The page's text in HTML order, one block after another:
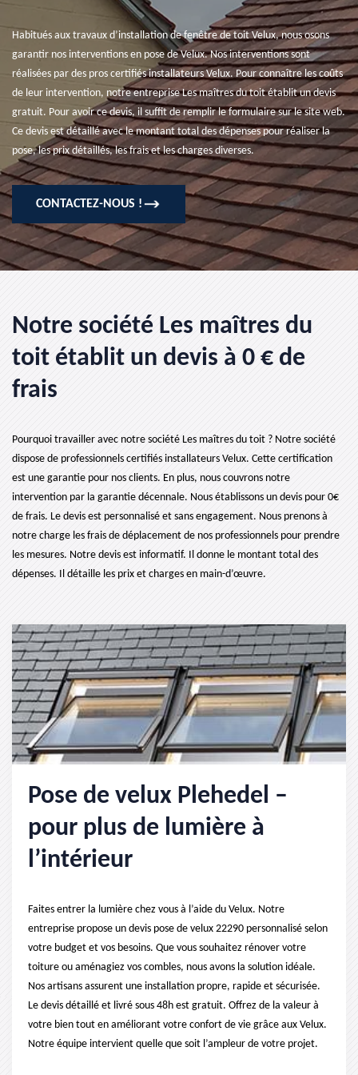
Habitués aux travaux d’installation de fenêtre de toit Velux, nous osons
garantir nos interventions en pose de Velux. Nos interventions sont
réalisées par des pros certifiés installateurs Velux. Pour connaître les coûts
de leur intervention, notre entreprise Les maîtres du toit établit un devis
gratuit. Pour avoir ce devis, il suffit de remplir le formulaire sur le site web.
Ce devis est détaillé avec le montant total des dépenses pour réaliser la
pose, les prix détaillés, les frais et les charges diverses.
CONTACTEZ-NOUS !
Notre société Les maîtres du
toit établit un devis à 0 € de
frais
Pourquoi travailler avec notre société Les maîtres du toit ? Notre société
dispose de professionnels certifiés installateurs Velux. Cette certification
est une garantie pour nos clients. En plus, nous couvrons notre
intervention par la garantie décennale. Nous établissons un devis pour 0€
de frais. Le devis est personnalisé et sans engagement. Nous prenons à
notre charge les frais de déplacement de nos professionnels pour prendre
les mesures. Notre devis est informatif. Il donne le montant total des
dépenses. Il détaille les prix et charges en main-d’œuvre.
Pose de velux Plehedel –
pour plus de lumière à
l’intérieur
Faites entrer la lumière chez vous à l’aide du Velux. Notre
entreprise propose un devis pose de velux 22290 personnalisé selon
votre budget et vos besoins. Que vous souhaitez rénover votre
toiture ou aménagiez vos combles, nous avons la solution idéale.
Nos artisans assurent une installation propre, rapide et sécurisée.
Le devis détaillé et livré sous 48h est gratuit. Offrez de la valeur à
votre bien tout en améliorant votre confort de vie grâce aux Velux.
Notre équipe intervient quelle que soit l’ampleur de votre projet.